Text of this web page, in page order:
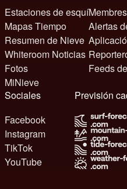
Estaciones de esquí
Mapas Tiempo
Resumen de Nieve
Whiteroom Noticias
Fotos
MiNieve
Alertas
Feeds
Sociales
Facebook
Instagram
TikTok
YouTube
Previsión